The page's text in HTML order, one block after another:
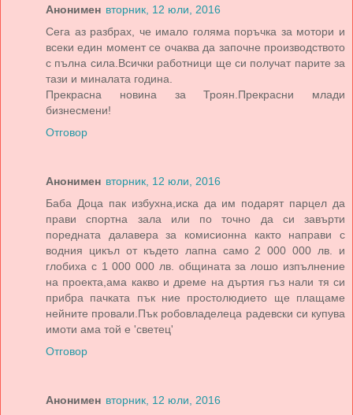
Анонимен вторник, 12 юли, 2016
Сега аз разбрах, че имало голяма поръчка за мотори и
всеки един момент се очаква да започне производството
с пълна сила.Всички работници ще си получат парите за
тази и миналата година.
Прекрасна новина за Троян.Прекрасни млади
бизнесмени!
Отговор
Анонимен вторник, 12 юли, 2016
Баба Доца пак избухна,иска да им подарят парцел да
прави спортна зала или по точно да си завърти
поредната далавера за комисионна както направи с
водния цикъл от където лапна само 2 000 000 лв. и
глобиха с 1 000 000 лв. общината за лошо изпълнение
на проекта,ама какво и дреме на дъртия гъз нали тя си
прибра пачката пък ние простолюдието ще плащаме
нейните провали.Пък робовладелеца радевски си купува
имоти ама той е 'светец'
Отговор
Анонимен вторник, 12 юли, 2016